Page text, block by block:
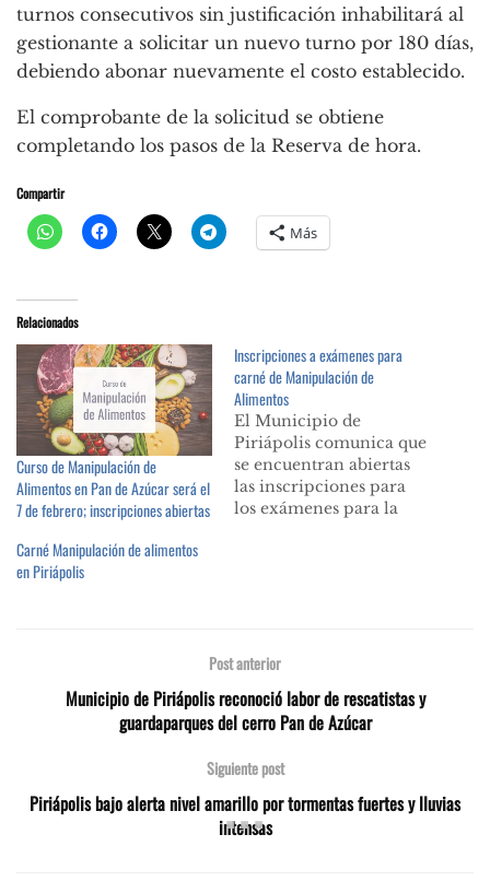
turnos consecutivos sin justificación inhabilitará al
gestionante a solicitar un nuevo turno por 180 días,
debiendo abonar nuevamente el costo establecido.
El comprobante de la solicitud se obtiene
completando los pasos de la Reserva de hora.
Compartir
Más
Relacionados
Curso de Manipulación de
Alimentos en Pan de Azúcar será el
7 de febrero; inscripciones abiertas
Inscripciones a exámenes para
carné de Manipulación de
Alimentos
El Municipio de
Piriápolis comunica que
se encuentran abiertas
las inscripciones para
los exámenes para la
Municipio en el horario
la Sección…
Carné Manipulación de alimentos
en Piriápolis
Post anterior
Municipio de Piriápolis reconoció labor de rescatistas y
guardaparques del cerro Pan de Azúcar
Siguiente post
Piriápolis bajo alerta nivel amarillo por tormentas fuertes y lluvias
intensas